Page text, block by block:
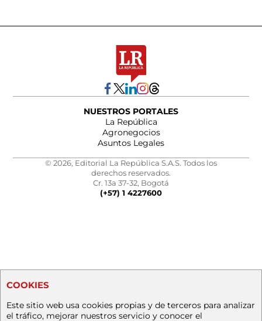
NUESTROS PORTALES
La República
Agronegocios
Asuntos Legales
© 2026, Editorial La República S.A.S. Todos los
derechos reservados.
Cr. 13a 37-32, Bogotá
(+57) 1 4227600
COOKIES
Este sitio web usa cookies propias y de terceros para analizar
el tráfico, mejorar nuestros servicio y conocer el